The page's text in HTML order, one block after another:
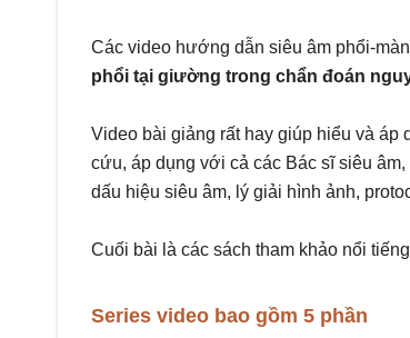
Các video hướng dẫn siêu âm phổi-
phổi tại giường trong chẩn đoán
Video bài giảng rất hay giúp hiểu và áp
cứu, áp dụng với cả các Bác sĩ siêu
dấu hiệu siêu âm, lý giải hình ảnh,
Cuối bài là các sách tham khảo nổi
Series video bao gồm 5 phần